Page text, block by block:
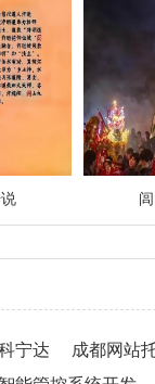
宁达 成都网站